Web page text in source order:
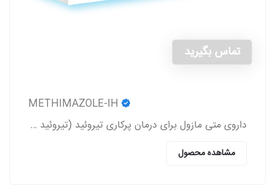
تماس بگیرید
داروی متی مازول برای درمان پرکاری تیروئید (تیروئید بیش از حد فعال) (Hyperthyroidism) به کار می‌رود.
مشاهده محصول